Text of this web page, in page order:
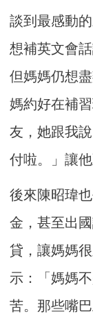
談到最感動
想補英文會
但媽媽仍想
媽約好在補
友，她跟我
付啦。」讓他
後來陳昭瑋
金，甚至出
貸，讓媽媽
示：「媽媽
苦。那些嘴